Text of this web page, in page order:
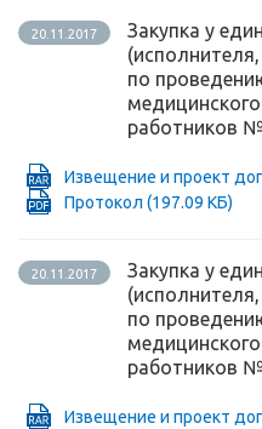
20.11.2017
Закупка у
по
работников
Извещение и проект
Протокол (197.09 КБ)
20.11.2017
Закупка у
по
работников
Извещение и проект